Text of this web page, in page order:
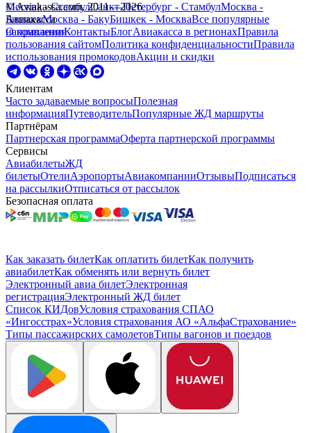
Москва - СтамбулСанкт-Петербург - СтамбулМосква -
БишкекМосква - БакуБишкек - МоскваВсе популярные
направления
© Aviakassa.com, 2011—2026
Авиакасса
О компанииКонтактыБлогАвиакасса в регионахПравила
пользования сайтомПолитика конфиденциальностиПравила
использования промокодовАкции и скидки
Клиентам
Часто задаваемые вопросыПолезная
информацияПутеводительПопулярные ЖД маршруты
Партнёрам
Партнерская программаОферта партнерской программы
Сервисы
АвиабилетыЖД
билетыОтелиАэропортыАвиакомпанииОтзывыПодписаться
на рассылкиОтписаться от рассылок
Безопасная оплата
Как заказать билетКак оплатить билетКак получить
авиабилетКак обменять или вернуть билет
Электронный авиа билетЭлектронная
регистрацияЭлектронный ЖД билет
Список КИДовУсловия страхования СПАО
«Ингосстрах»Условия страхования АО «АльфаСтрахование»
Типы пассажирских самолетовТипы вагонов и поездов